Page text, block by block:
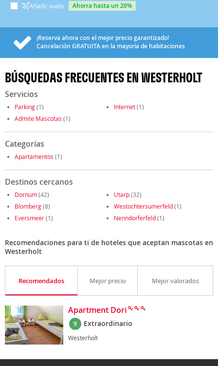
Añadir vuelo ahorra hasta un 20%
¡Reserva ahora con el mejor precio garantizado!
Cancelación GRATUITAen la mayoría de habitaciones
BÚSQUEDAS FRECUENTES EN WESTERHOLT
Servicios
Parking(1) Internet(1)
Admite Mascotas (1)
Categorías
Apartamentos (1)
Destinos cercanos
Dornum(42) Utarp(32)
Blomberg(8) Westochtersumerfeld(1)
Eversmeer(1) Nenndorferfeld(1)
Recomendaciones para ti de hoteles que aceptan mascotas en
Westerholt
Recomendados Mejor precio Mejor valorados
Apartment Dori
9 Extraordinario
Westerholt